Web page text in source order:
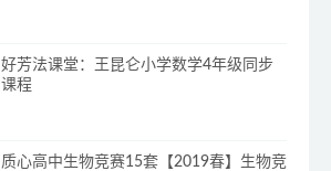
好芳法课堂：王昆仑小学数学4年级同步
课程
质心高中生物竞赛15套【2019春】生物竞